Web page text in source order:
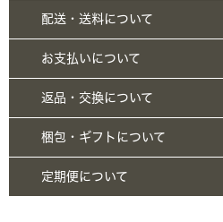
配送・送料について
お支払いについて
返品・交換について
梱包・ギフトについて
定期便について